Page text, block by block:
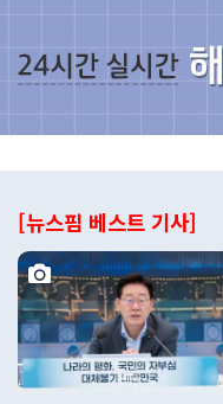
[뉴스핌 베스트 기사]